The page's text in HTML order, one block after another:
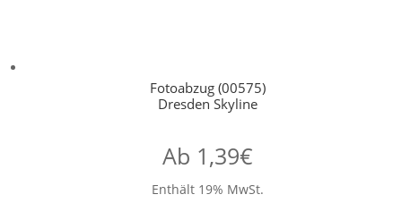
Fotoabzug (00575)
Dresden Skyline
Ab 1,39€
Enthält 19% MwSt.